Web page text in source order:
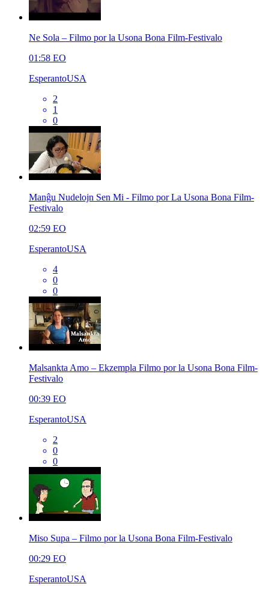
Ne Sola – Filmo por la Usona Bona Film-Festivalo
01:58 EO
EsperantoUSA
2
1
0
Manĝu Nudelojn Sen Mi - Filmo por La Usona Bona Film-
Festivalo
02:59 EO
EsperantoUSA
4
0
0
Malsankta Amo – Ekzempla Filmo por la Usona Bona Film-
Festivalo
00:39 EO
EsperantoUSA
2
0
0
Miso Supa – Filmo por la Usona Bona Film-Festivalo
00:29 EO
EsperantoUSA